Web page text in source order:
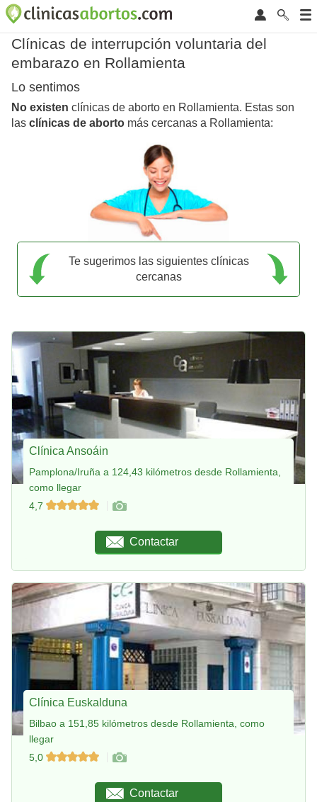
Clínicas de interrupción voluntaria del
embarazo en Rollamienta
Lo sentimos
No existen clínicas de aborto en Rollamienta. Estas son
las clínicas de aborto más cercanas a Rollamienta:
Te sugerimos las siguientes clínicas
cercanas
Clínica Ansoáin
Pamplona/Iruña a 124,43 kilómetros desde Rollamienta,
como llegar
4,7
Contactar
Clínica Euskalduna
Bilbao a 151,85 kilómetros desde Rollamienta, como
llegar
5,0
Contactar